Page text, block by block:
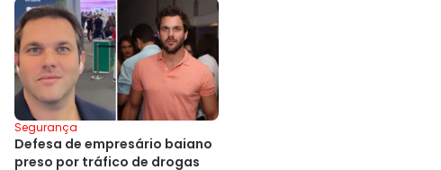
Segurança
Defesa de empresário baiano
preso por tráfico de drogas